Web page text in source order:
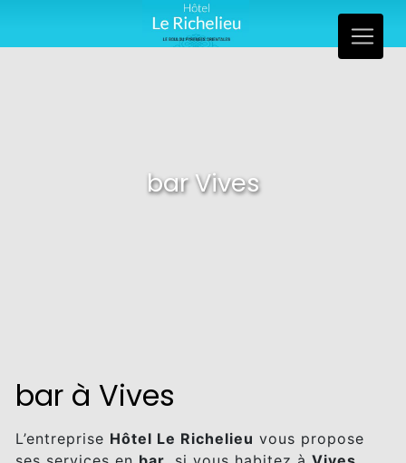
bar Vives
bar à Vives
L’entreprise Hôtel Le Richelieu vous propose
Panneau de gestion des cookies